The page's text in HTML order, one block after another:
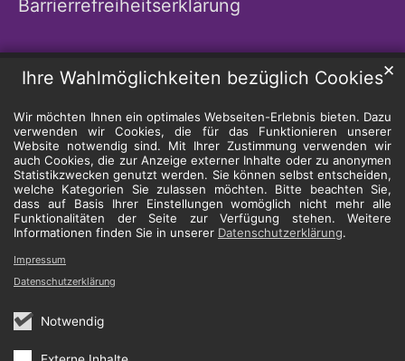
Ihre Wahlmöglichkeiten bezüglich Cookies
Wir möchten Ihnen ein optimales Webseiten-Erlebnis bieten. Dazu
verwenden wir Cookies, die für das Funktionieren unserer
Website notwendig sind. Mit Ihrer Zustimmung verwenden wir
auch Cookies, die zur Anzeige externer Inhalte oder zu anonymen
Statistikzwecken genutzt werden. Sie können selbst entscheiden,
welche Kategorien Sie zulassen möchten. Bitte beachten Sie,
dass auf Basis Ihrer Einstellungen womöglich nicht mehr alle
Funktionalitäten der Seite zur Verfügung stehen. Weitere
Informationen finden Sie in unserer Datenschutzerklärung.
Notwendig
✕
Impressum
Datenschutzerklärung
Barrierrefreiheitserklärung